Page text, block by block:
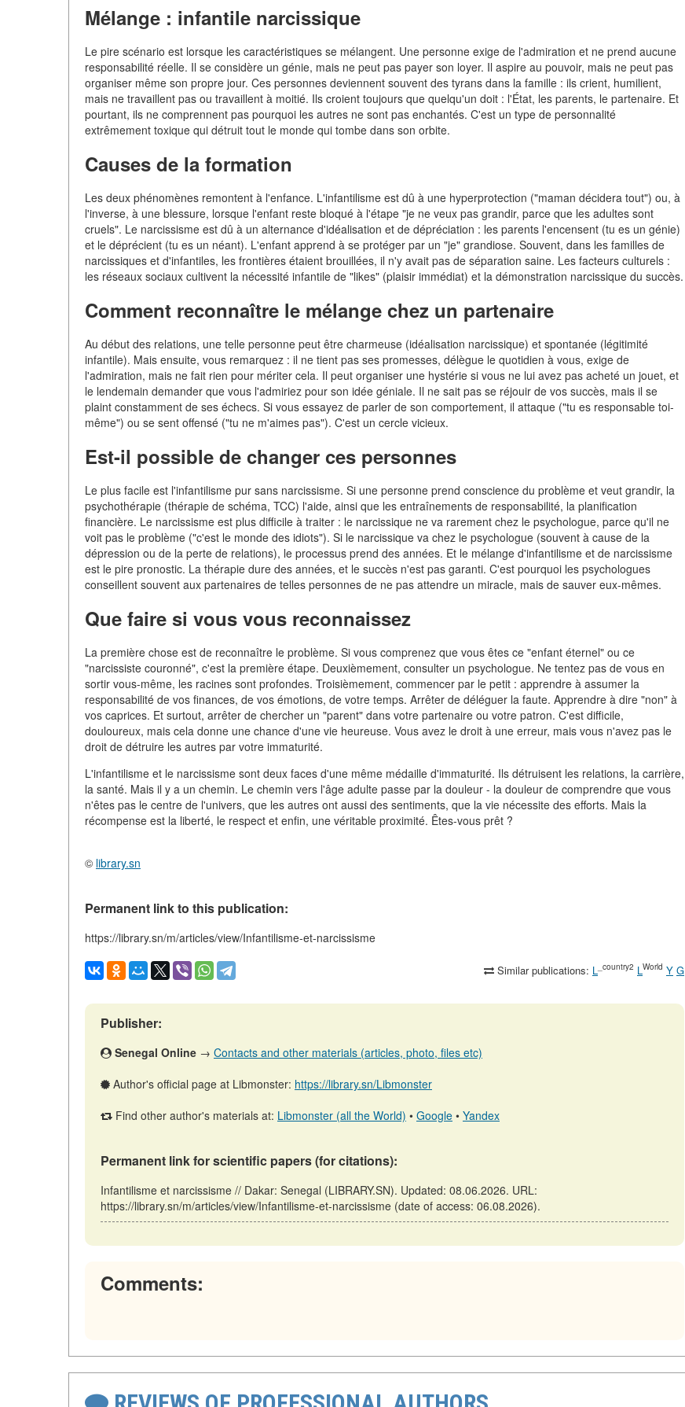
Mélange : infantile narcissique
Le pire scénario est lorsque les caractéristiques se mélangent. Une personne exige de l'admiration et ne prend aucune
responsabilité réelle. Il se considère un génie, mais ne peut pas payer son loyer. Il aspire au pouvoir, mais ne peut pas
organiser même son propre jour. Ces personnes deviennent souvent des tyrans dans la famille : ils crient, humilient,
mais ne travaillent pas ou travaillent à moitié. Ils croient toujours que quelqu'un doit : l'État, les parents, le partenaire. Et
pourtant, ils ne comprennent pas pourquoi les autres ne sont pas enchantés. C'est un type de personnalité
extrêmement toxique qui détruit tout le monde qui tombe dans son orbite.
Causes de la formation
Les deux phénomènes remontent à l'enfance. L'infantilisme est dû à une hyperprotection ("maman décidera tout") ou, à
l'inverse, à une blessure, lorsque l'enfant reste bloqué à l'étape "je ne veux pas grandir, parce que les adultes sont
cruels". Le narcissisme est dû à un alternance d'idéalisation et de dépréciation : les parents l'encensent (tu es un génie)
et le déprécient (tu es un néant). L'enfant apprend à se protéger par un "je" grandiose. Souvent, dans les familles de
narcissiques et d'infantiles, les frontières étaient brouillées, il n'y avait pas de séparation saine. Les facteurs culturels :
les réseaux sociaux cultivent la nécessité infantile de "likes" (plaisir immédiat) et la démonstration narcissique du succès.
Comment reconnaître le mélange chez un partenaire
Au début des relations, une telle personne peut être charmeuse (idéalisation narcissique) et spontanée (légitimité
infantile). Mais ensuite, vous remarquez : il ne tient pas ses promesses, délègue le quotidien à vous, exige de
l'admiration, mais ne fait rien pour mériter cela. Il peut organiser une hystérie si vous ne lui avez pas acheté un jouet, et
le lendemain demander que vous l'admiriez pour son idée géniale. Il ne sait pas se réjouir de vos succès, mais il se
plaint constamment de ses échecs. Si vous essayez de parler de son comportement, il attaque ("tu es responsable toi-
même") ou se sent offensé ("tu ne m'aimes pas"). C'est un cercle vicieux.
Est-il possible de changer ces personnes
Le plus facile est l'infantilisme pur sans narcissisme. Si une personne prend conscience du problème et veut grandir, la
psychothérapie (thérapie de schéma, TCC) l'aide, ainsi que les entraînements de responsabilité, la planification
financière. Le narcissisme est plus difficile à traiter : le narcissique ne va rarement chez le psychologue, parce qu'il ne
voit pas le problème ("c'est le monde des idiots"). Si le narcissique va chez le psychologue (souvent à cause de la
dépression ou de la perte de relations), le processus prend des années. Et le mélange d'infantilisme et de narcissisme
est le pire pronostic. La thérapie dure des années, et le succès n'est pas garanti. C'est pourquoi les psychologues
conseillent souvent aux partenaires de telles personnes de ne pas attendre un miracle, mais de sauver eux-mêmes.
Que faire si vous vous reconnaissez
La première chose est de reconnaître le problème. Si vous comprenez que vous êtes ce "enfant éternel" ou ce
"narcissiste couronné", c'est la première étape. Deuxièmement, consulter un psychologue. Ne tentez pas de vous en
sortir vous-même, les racines sont profondes. Troisièmement, commencer par le petit : apprendre à assumer la
responsabilité de vos finances, de vos émotions, de votre temps. Arrêter de déléguer la faute. Apprendre à dire "non" à
vos caprices. Et surtout, arrêter de chercher un "parent" dans votre partenaire ou votre patron. C'est difficile,
douloureux, mais cela donne une chance d'une vie heureuse. Vous avez le droit à une erreur, mais vous n'avez pas le
droit de détruire les autres par votre immaturité.
L'infantilisme et le narcissisme sont deux faces d'une même médaille d'immaturité. Ils détruisent les relations, la carrière,
la santé. Mais il y a un chemin. Le chemin vers l'âge adulte passe par la douleur - la douleur de comprendre que vous
n'êtes pas le centre de l'univers, que les autres ont aussi des sentiments, que la vie nécessite des efforts. Mais la
récompense est la liberté, le respect et enfin, une véritable proximité. Êtes-vous prêt ?
© library.sn
Permanent link to this publication:
https://library.sn/m/articles/view/Infantilisme-et-narcissisme
Similar publications: L _country2 L World Y G
Publisher:
Senegal Online → Contacts and other materials (articles, photo, files etc)
Author's official page at Libmonster: https://library.sn/Libmonster
Find other author's materials at: Libmonster (all the World) • Google • Yandex
Permanent link for scientific papers (for citations):
Infantilisme et narcissisme // Dakar: Senegal (LIBRARY.SN). Updated: 08.06.2026. URL:
https://library.sn/m/articles/view/Infantilisme-et-narcissisme (date of access: 06.08.2026).
Comments: